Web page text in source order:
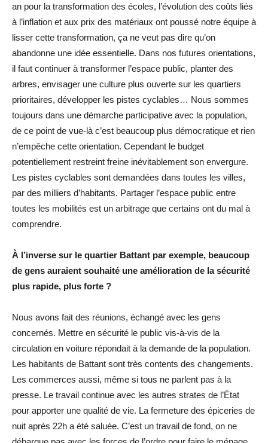
an pour la transformation des écoles, l’évolution des coûts liés
à l’inflation et aux prix des matériaux ont poussé notre équipe à
lisser cette transformation, ça ne veut pas dire qu’on
abandonne une idée essentielle. Dans nos futures orientations,
il faut continuer à transformer l’espace public, planter des
arbres, envisager une culture plus ouverte sur les quartiers
prioritaires, développer les pistes cyclables… Nous sommes
toujours dans une démarche participative avec la population,
de ce point de vue-là c’est beaucoup plus démocratique et rien
n’empêche cette orientation. Cependant le budget
potentiellement restreint freine inévitablement son envergure.
Les pistes cyclables sont demandées dans toutes les villes,
par des milliers d’habitants. Partager l’espace public entre
toutes les mobilités est un arbitrage que certains ont du mal à
comprendre.
À l’inverse sur le quartier Battant par exemple, beaucoup
de gens auraient souhaité une amélioration de la sécurité
plus rapide, plus forte ?
Nous avons fait des réunions, échangé avec les gens
concernés. Mettre en sécurité le public vis-à-vis de la
circulation en voiture répondait à la demande de la population.
Les habitants de Battant sont très contents des changements.
Les commerces aussi, même si tous ne parlent pas à la
presse. Le travail continue avec les autres strates de l’État
pour apporter une qualité de vie. La fermeture des épiceries de
nuit après 22h a été saluée. C’est un travail de fond, on ne